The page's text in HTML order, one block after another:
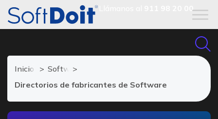
911 98 20 00
Inicio
Software SAT
Directorios de fabricantes de Software